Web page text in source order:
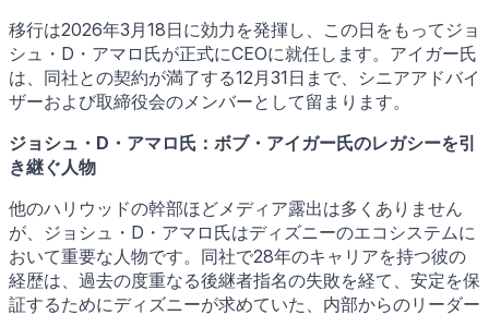
移行は2026年3月18日に効力を発揮し、この日をもってジョ
シュ・D・アマロ氏が正式にCEOに就任します。アイガー氏
は、同社との契約が満了する12月31日まで、シニアアドバイ
ザーおよび取締役会のメンバーとして留まります。
ジョシュ・D・アマロ氏：ボブ・アイガー氏のレガシーを引
き継ぐ人物
他のハリウッドの幹部ほどメディア露出は多くありません
が、ジョシュ・D・アマロ氏はディズニーのエコシステムに
おいて重要な人物です。同社で28年のキャリアを持つ彼の
経歴は、過去の度重なる後継者指名の失敗を経て、安定を保
証するためにディズニーが求めていた、内部からのリーダー